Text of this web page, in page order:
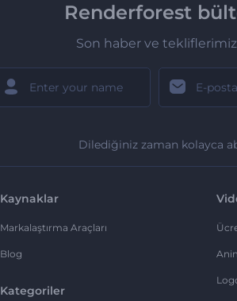
Renderforest
Son haber ve tekliflerimiz
Dilediğiniz zaman kolayca
Kaynaklar
Markalaştırma Araçları
Blog
Kategoriler